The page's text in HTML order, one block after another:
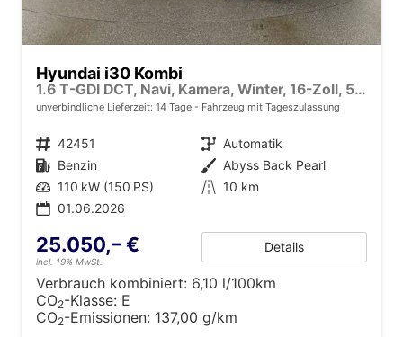
Hyundai i30 Kombi
1.6 T-GDI DCT, Navi, Kamera, Winter, 16-Zoll, 5 J.-Garantie
unverbindliche Lieferzeit: 14 Tage Fahrzeug mit Tageszulassung
Fahrzeugnr. 42451 Getriebe Automatik
Kraftstoff Benzin Außenfarbe Abyss Back Pearl
Leistung 110 kW (150 PS) Kilometerstand 10 km
01.06.2026
25.050,– €
incl. 19% MwSt.
Details
Verbrauch kombiniert: 6,10 l/100km
CO2-Klasse: E
CO2-Emissionen: 137,00 g/km